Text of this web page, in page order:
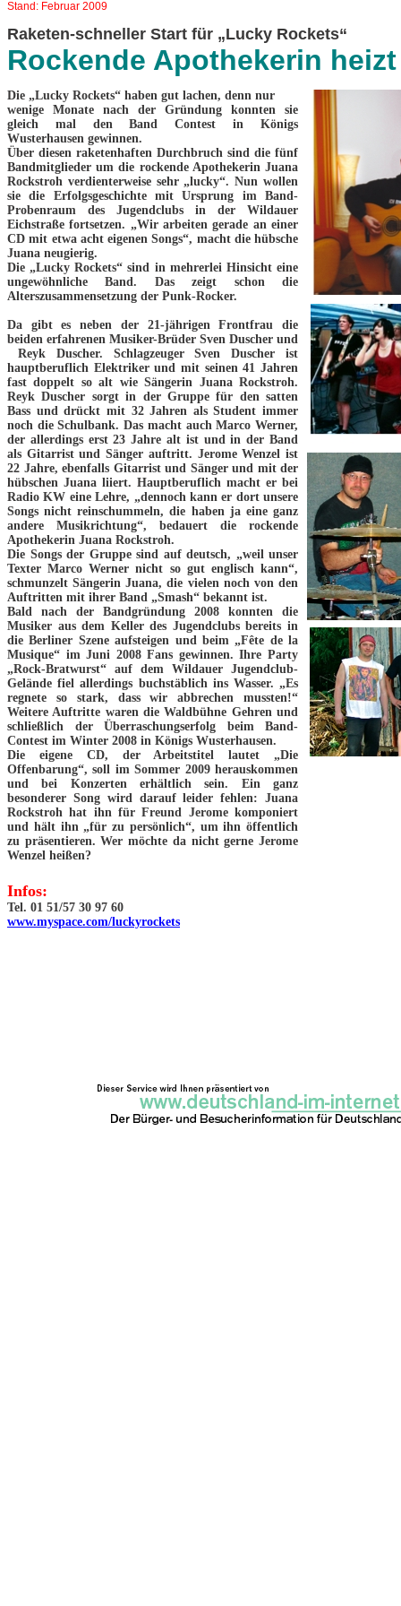
Stand: Februar 2009
Raketen-schneller Start für „Lucky Rockets“
Rockende Apothekerin
Die „Lucky Rockets“ haben gut lachen, denn nur
wenige Monate nach der Gründung konnten sie
gleich mal den Band Contest in Königs
Wusterhausen gewinnen.
Über diesen raketenhaften Durchbruch sind die fünf
Bandmitglieder um die rockende Apothekerin Juana
Rockstroh verdienterweise sehr „lucky“. Nun wollen
sie die Erfolgsgeschichte mit Ursprung im Band-
Probenraum des Jugendclubs in der Wildauer
Eichstraße fortsetzen. „Wir arbeiten gerade an einer
CD mit etwa acht eigenen Songs“, macht die hübsche
Juana neugierig.
Die „Lucky Rockets“ sind in mehrerlei Hinsicht eine
ungewöhnliche Band. Das zeigt schon die
Alterszusammensetzung der Punk-Rocker.
Da gibt es neben der 21-jährigen Frontfrau die
beiden erfahrenen Musiker-Brüder Sven Duscher und
Reyk Duscher. Schlagzeuger Sven Duscher ist
hauptberuflich Elektriker und mit seinen 41 Jahren
fast doppelt so alt wie Sängerin Juana Rockstroh.
Reyk Duscher sorgt in der Gruppe für den satten
Bass und drückt mit 32 Jahren als Student immer
noch die Schulbank. Das macht auch Marco Werner,
der allerdings erst 23 Jahre alt ist und in der Band
als Gitarrist und Sänger auftritt. Jerome Wenzel ist
22 Jahre, ebenfalls Gitarrist und Sänger und mit der
hübschen Juana liiert. Hauptberuflich macht er bei
Radio KW eine Lehre, „dennoch kann er dort unsere
Songs nicht reinschummeln, die haben ja eine ganz
andere Musikrichtung“, bedauert die rockende
Apothekerin Juana Rockstroh.
Die Songs der Gruppe sind auf deutsch, „weil unser
Texter Marco Werner nicht so gut englisch kann“,
schmunzelt Sängerin Juana, die vielen noch von den
Auftritten mit ihrer Band „Smash“ bekannt ist.
Bald nach der Bandgründung 2008 konnten die
Musiker aus dem Keller des Jugendclubs bereits in
die Berliner Szene aufsteigen und beim „Fête de la
Musique“ im Juni 2008 Fans gewinnen. Ihre Party
„Rock-Bratwurst“ auf dem Wildauer Jugendclub-
Gelände fiel allerdings buchstäblich ins Wasser. „Es
regnete so stark, dass wir abbrechen mussten!“
Weitere Auftritte waren die Waldbühne Gehren und
schließlich der Überraschungserfolg beim Band-
Contest im Winter 2008 in Königs Wusterhausen.
Die eigene CD, der Arbeitstitel lautet „Die
Offenbarung“, soll im Sommer 2009 herauskommen
und bei Konzerten erhältlich sein. Ein ganz
besonderer Song wird darauf leider fehlen: Juana
Rockstroh hat ihn für Freund Jerome komponiert
und hält ihn „für zu persönlich“, um ihn öffentlich
zu präsentieren. Wer möchte da nicht gerne Jerome
Wenzel heißen?
Infos:
Tel. 01 51/57 30 97 60
www.myspace.com/luckyrockets